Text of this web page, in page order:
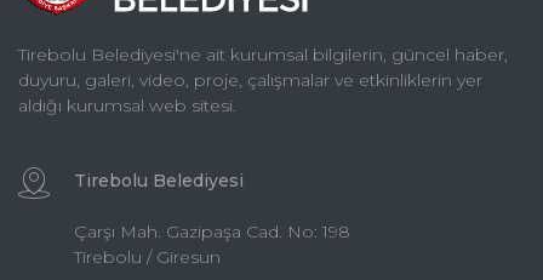
Tirebolu Belediyesi'ne ait kurumsal bilgilerin, güncel haber,
duyuru, galeri, video, proje, çalışmalar ve etkinliklerin yer
aldığı kurumsal web sitesi.
Tirebolu Belediyesi
Çarşı Mah. Gazipaşa Cad. No: 198
Tirebolu / Giresun